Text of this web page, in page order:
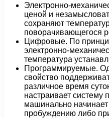
Электронно-
ценой и
сохраняют
поворачивающегося
Цифровые. По
электронно-
температура
Программируемые.
свойство
различное время
настраивает систему
машинально
пробуждению либо